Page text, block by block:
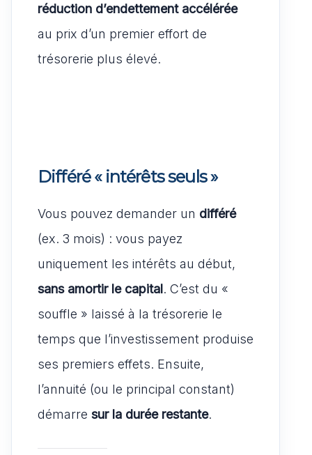
réduction d’endettement accélérée
au prix d’un premier effort de
trésorerie plus élevé.
Différé « intérêts seuls »
Vous pouvez demander un différé
(ex. 3 mois) : vous payez
uniquement les intérêts au début,
sans amortir le capital. C’est du «
souffle » laissé à la trésorerie le
temps que l’investissement produise
ses premiers effets. Ensuite,
l’annuité (ou le principal constant)
démarre sur la durée restante.